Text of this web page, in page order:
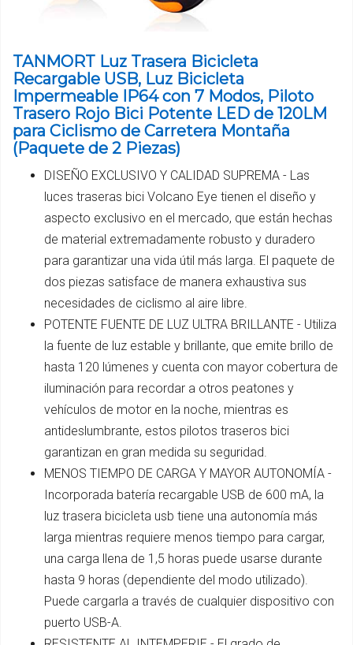
TANMORT Luz Trasera Bicicleta
Recargable USB, Luz Bicicleta
Impermeable IP64 con 7 Modos, Piloto
Trasero Rojo Bici Potente LED de 120LM
para Ciclismo de Carretera Montaña
(Paquete de 2 Piezas)
DISEÑO EXCLUSIVO Y CALIDAD SUPREMA - Las
luces traseras bici Volcano Eye tienen el diseño y
aspecto exclusivo en el mercado, que están hechas
de material extremadamente robusto y duradero
para garantizar una vida útil más larga. El paquete de
dos piezas satisface de manera exhaustiva sus
necesidades de ciclismo al aire libre.
POTENTE FUENTE DE LUZ ULTRA BRILLANTE - Utiliza
la fuente de luz estable y brillante, que emite brillo de
hasta 120 lúmenes y cuenta con mayor cobertura de
iluminación para recordar a otros peatones y
vehículos de motor en la noche, mientras es
antideslumbrante, estos pilotos traseros bici
garantizan en gran medida su seguridad.
MENOS TIEMPO DE CARGA Y MAYOR AUTONOMÍA -
Incorporada batería recargable USB de 600 mA, la
luz trasera bicicleta usb tiene una autonomía más
larga mientras requiere menos tiempo para cargar,
una carga llena de 1,5 horas puede usarse durante
hasta 9 horas (dependiente del modo utilizado).
Puede cargarla a través de cualquier dispositivo con
puerto USB-A.